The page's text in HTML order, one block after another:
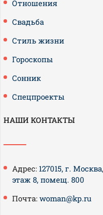
Отношения
Свадьба
Стиль жизни
Гороскопы
Сонник
Спецпроекты
НАШИ КОНТАКТЫ
Адрес: 127015, г.
этаж 8, помещ. 800
Почта: woman@kp.ru